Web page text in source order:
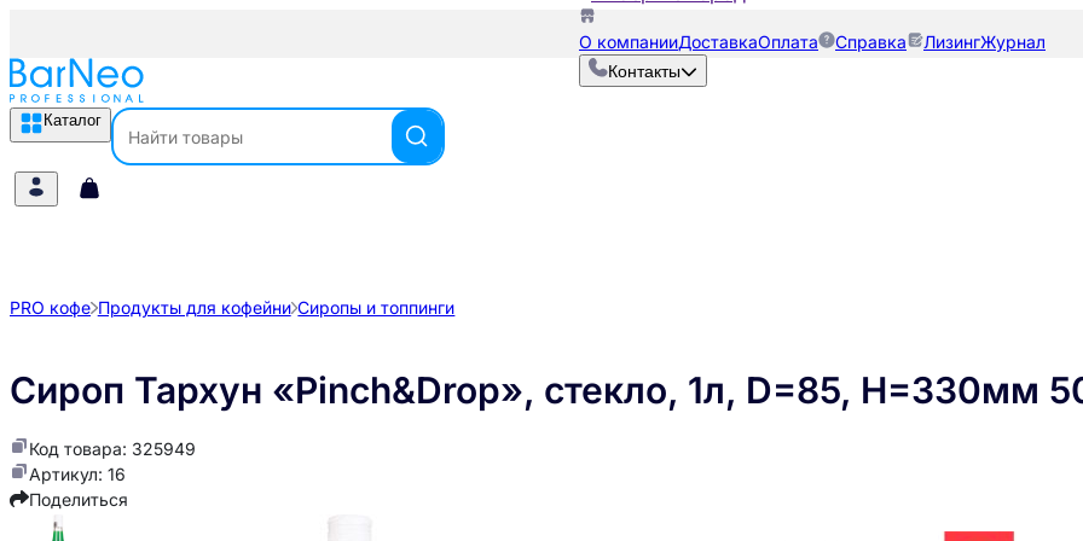
О компанииДоставкаОплата Справка ЛизингЖурнал
Контакты
Каталог
PRO кофе Продукты для кофейни Сиропы и топпинги
Сироп Тархун «Pinch&Drop», стекло, 1л, D=85, H=330мм
Код товара: 325949
Артикул: 16
Поделиться